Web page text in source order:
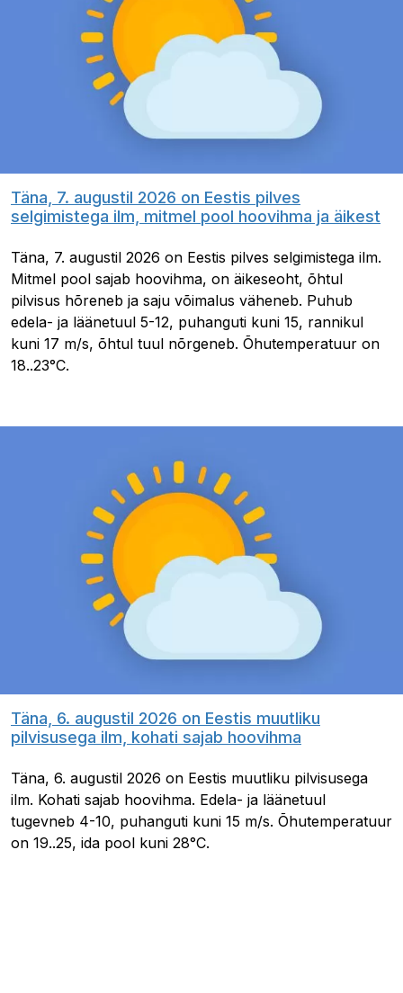
Täna, 7. augustil 2026 on Eestis pilves
selgimistega ilm, mitmel pool hoovihma ja äikest
Täna, 7. augustil 2026 on Eestis pilves selgimistega ilm.
Mitmel pool sajab hoovihma, on äikeseoht, õhtul
pilvisus hõreneb ja saju võimalus väheneb. Puhub
edela- ja läänetuul 5-12, puhanguti kuni 15, rannikul
kuni 17 m/s, õhtul tuul nõrgeneb. Õhutemperatuur on
18..23°C.
Täna, 6. augustil 2026 on Eestis muutliku
pilvisusega ilm, kohati sajab hoovihma
Täna, 6. augustil 2026 on Eestis muutliku pilvisusega
ilm. Kohati sajab hoovihma. Edela- ja läänetuul
tugevneb 4-10, puhanguti kuni 15 m/s. Õhutemperatuur
on 19..25, ida pool kuni 28°C.